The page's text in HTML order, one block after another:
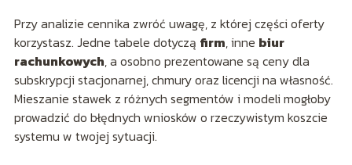
Przy analizie cennika zwróć uwagę, z której części oferty
korzystasz. Jedne tabele dotyczą firm, inne biur
rachunkowych, a osobno prezentowane są ceny dla
subskrypcji stacjonarnej, chmury oraz licencji na własność.
Mieszanie stawek z różnych segmentów i modeli mogłoby
prowadzić do błędnych wniosków o rzeczywistym koszcie
systemu w twojej sytuacji.